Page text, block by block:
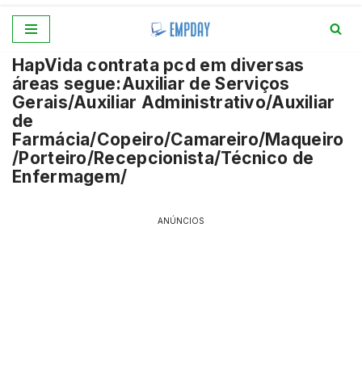
para
o
conteúdo
HapVida contrata pcd em diversas
áreas segue:Auxiliar de Serviços
Gerais/Auxiliar Administrativo/Auxiliar
de
Farmácia/Copeiro/Camareiro/Maqueiro
/Porteiro/Recepcionista/Técnico de
Enfermagem/
ANÚNCIOS